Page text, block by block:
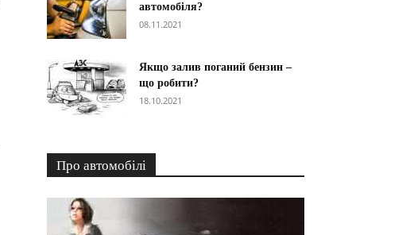
автомобіля?
08.11.2021
Якщо залив поганий бензин –
що робити?
18.10.2021
Про автомобілі